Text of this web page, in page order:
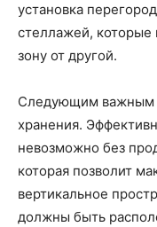
установка
стеллажей, которые
зону от другой.
Следующим важным
хранения.
невозможно без
которая позволит
вертикальное
должны быть